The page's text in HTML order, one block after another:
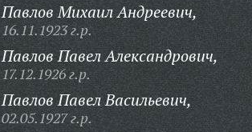
Павлов Михаил Андреевич,
16.11.1923 г.р.
Павлов Павел Александрович,
17.12.1926 г.р.
Павлов Павел Васильевич,
02.05.1927 г.р.